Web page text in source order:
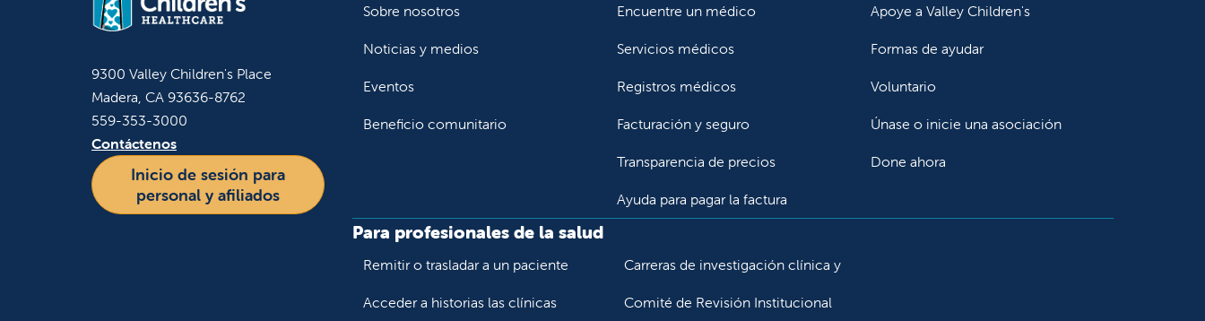
9300 Valley Children's Place
Madera, CA 93636-8762
559-353-3000
Contáctenos
Inicio de sesión para
personal y afiliados
Sobre nosotros
Noticias y medios
Eventos
Beneficio comunitario
Encuentre un médico
Servicios médicos
Registros médicos
Facturación y seguro
Transparencia de precios
Ayuda para pagar la factura
Apoye a Valley Children's
Formas de ayudar
Voluntario
Únase o inicie una asociación
Done ahora
Para profesionales de la salud
Remitir o trasladar a un paciente
Acceder a historias las clínicas
Carreras de investigación clínica y
Comité de Revisión Institucional